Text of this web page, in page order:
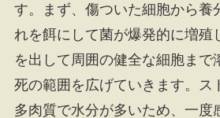
す。まず、傷ついた細胞から養
れを餌にして菌が爆発的に増殖
を出して周囲の健全な細胞まで
死の範囲を広げていきます。ス
多肉質で水分が多いため、一度